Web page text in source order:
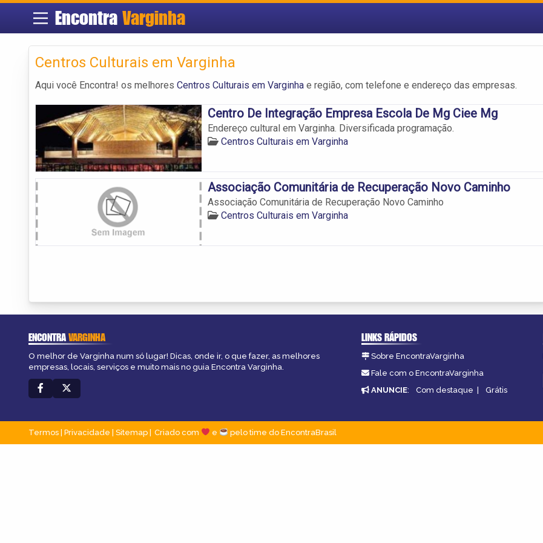
Encontra Varginha
Centros Culturais em Varginha
Aqui você Encontra! os melhores Centros Culturais em Varginha e região, com telefone e endereço das empresas.
Centro De Integração Empresa Escola De Mg Ciee Mg
Endereço cultural em Varginha. Diversificada programação.
Centros Culturais em Varginha
Associação Comunitária de Recuperação Novo Caminho
Associação Comunitária de Recuperação Novo Caminho
Centros Culturais em Varginha
ENCONTRAVARGINHA
O melhor de Varginha num só lugar! Dicas, onde ir, o que fazer, as melhores
empresas, locais, serviços e muito mais no guia Encontra Varginha.
LINKS RÁPIDOS
Sobre EncontraVarginha
Fale com o EncontraVarginha
ANUNCIE: Com destaque | Grátis
Termos Privacidade Sitemap Criado com e pelo time do EncontraBrasil